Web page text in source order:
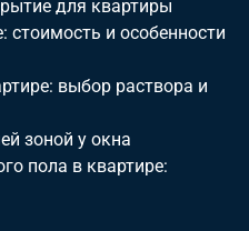
для квартиры
и особенности
выбор раствора и
зоной у окна
пола в квартире: